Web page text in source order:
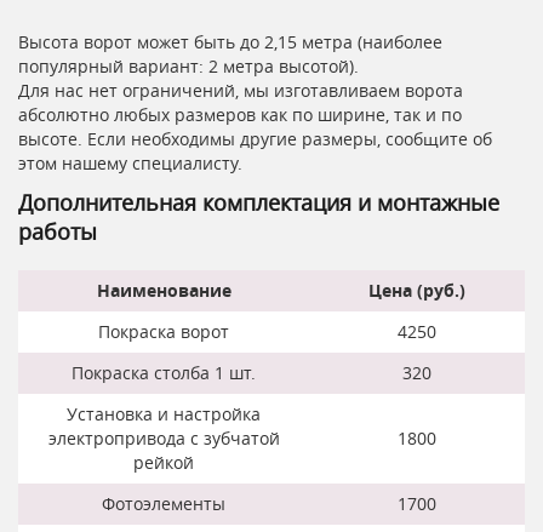
Высота ворот может быть до 2,15 метра (наиболее
популярный вариант: 2 метра высотой).
Для нас нет ограничений, мы изготавливаем ворота
абсолютно любых размеров как по ширине, так и по
высоте. Если необходимы другие размеры, сообщите об
этом нашему специалисту.
Дополнительная комплектация и монтажные
работы
Наименование
Цена (руб.)
Покраска ворот
4250
Покраска столба 1 шт.
320
Установка и настройка
электропривода с зубчатой
рейкой
1800
Фотоэлементы
1700